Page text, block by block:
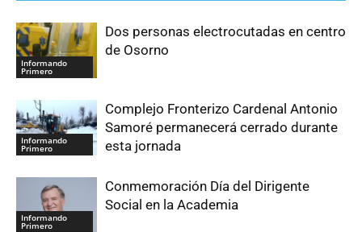
Informando
Primero
Dos personas electrocutadas en centro
de Osorno
Informando
Primero
Complejo Fronterizo Cardenal Antonio
Samoré permanecerá cerrado durante
esta jornada
Informando
Primero
Conmemoración Día del Dirigente
Social en la Academia